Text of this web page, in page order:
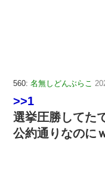
560: 名無しどんぶらこ
>>1
選挙圧勝してた
公約通りなのに